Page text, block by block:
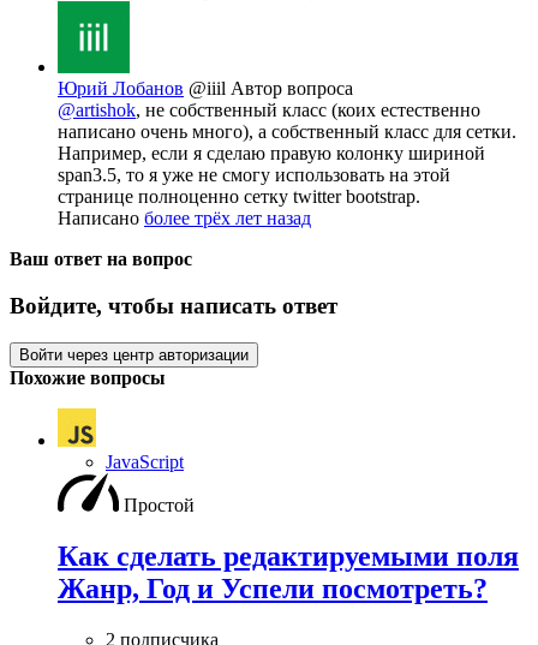
Юрий Лобанов @iiil Автор вопроса
@artishok, не собственный класс (коих естественно
написано очень много), а собственный класс для сетки.
Например, если я сделаю правую колонку шириной
span3.5, то я уже не смогу использовать на этой
странице полноценно сетку twitter bootstrap.
Написано более трёх лет назад
Ваш ответ на вопрос
Войдите, чтобы написать ответ
Войти через центр авторизации
Похожие вопросы
JavaScript
Простой
Как сделать редактируемыми поля
Жанр, Год и Успели посмотреть?
2 подписчика